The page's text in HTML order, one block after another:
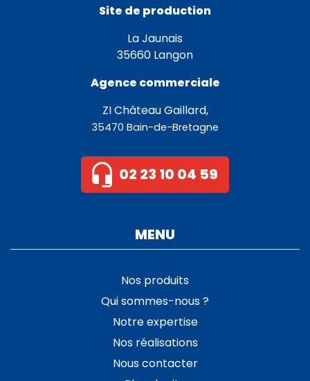
Site de production
La Jaunais
35660 Langon
Agence commerciale
ZI Château Gaillard,
35470 Bain-de-Bretagne
02 23 10 04 59
MENU
Nos produits
Qui sommes-nous ?
Notre expertise
Nos réalisations
Nous contacter